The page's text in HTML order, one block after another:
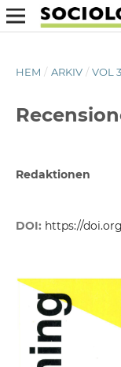
HEM / ARKIV / VOL
Redaktionen
DOI: https://